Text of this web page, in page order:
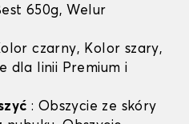
650g, Welur
czarny, Kolor szary,
dla linii Premium i
: Obszycie ze skóry